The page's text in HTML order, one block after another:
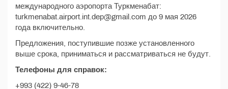
международного аэропорта Туркменабат:
turkmenabat.airport.int.dep@gmail.com до 9 мая 2026
года включительно.
Предложения, поступившие позже установленного
выше срока, приниматься и рассматриваться не будут.
Телефоны для справок:
+993 (422) 9-46-78